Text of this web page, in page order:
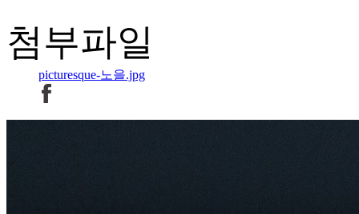
첨부파일
picturesque-노을.jpg